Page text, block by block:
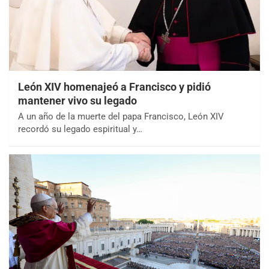
León XIV homenajeó a Francisco y pidió
mantener vivo su legado
A un año de la muerte del papa Francisco, León XIV
recordó su legado espiritual y…